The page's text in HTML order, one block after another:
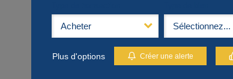
Acheter Sélectionnez...
Plus d'options Créer une alerte